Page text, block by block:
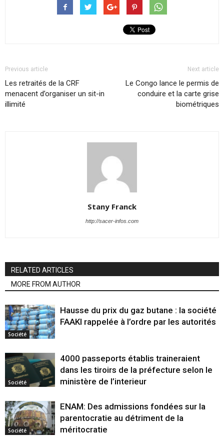
Previous article
Les retraités de la CRF
menacent d’organiser un sit-in
illimité
Next article
Le Congo lance le permis de
conduire et la carte grise
biométriques
Stany Franck
http://sacer-infos.com
RELATED ARTICLES
MORE FROM AUTHOR
Société
Hausse du prix du gaz butane : la société
FAAKI rappelée à l’ordre par les autorités
Société
4000 passeports établis traineraient
dans les tiroirs de la préfecture selon le
ministère de l’interieur
Société
ENAM: Des admissions fondées sur la
parentocratie au détriment de la
méritocratie